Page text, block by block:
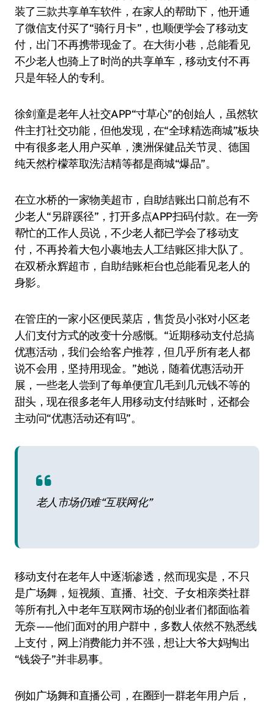
装了三款共享单车软件，在家人的帮助下，他开通
了微信支付买了“骑行月卡”，也顺便学会了移动支
付，出门不再携带现金了。在大街小巷，总能看见
不少老人也骑上了时尚的共享单车，移动支付不再
只是年轻人的专利。
徐剑童是老年人社交APP“寸草心”的创始人，虽然软
件主打社交功能，但他发现，在“全球精选商城”板块
中有很多老人用户买单，澳洲保健品关节灵、德国
纯天然柠檬萃取洗洁精等都是商城“爆品”。
在立水桥的一家物美超市，自助结账出口前总有不
少老人“另辟蹊径”，打开多点APP扫码付款。在一旁
帮忙的工作人员说，不少老人都已学会了移动支
付，不再拎着大包小裹地去人工结账区排大队了。
在双桥永辉超市，自助结账柜台也总能看见老人的
身影。
在管庄的一家小区便民菜店，售货员小张对小区老
人们支付方式的改变十分感慨。“近期移动支付总搞
优惠活动，我们会给客户推荐，但几乎所有老人都
说不会用，坚持用现金。”她说，随着优惠活动开
展，一些老人尝到了每单便宜几毛到几元钱不等的
甜头，现在很多老年人用移动支付结账时，还都会
主动问“优惠活动还有吗”。
老人市场仍难“互联网化”
移动支付在老年人中逐渐渗透，然而现实是，不只
是广场舞，短视频、直播、社交、子女相亲类社群
等所有扎入中老年互联网市场的创业者们都面临着
无奈——他们面对的用户群中，多数人依然不熟悉线
上支付，网上消费能力并不强，想让大爷大妈掏出
“钱袋子”并非易事。
例如广场舞和直播公司，在圈到一群老年用户后，